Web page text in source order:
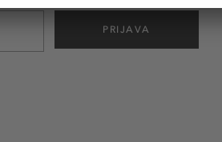
PRIJAVA